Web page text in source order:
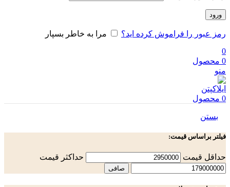
ورود
رمز عبور را فراموش کرده اید؟
مرا به خاطر بسپار
0
0 محصول
منو
0 محصول
بستن
فیلتر براساس قیمت:
حداقل قیمت حداكثر قيمت
صافی